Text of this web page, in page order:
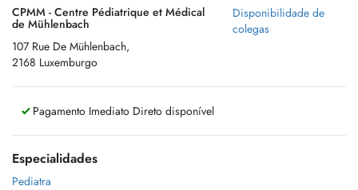
CPMM - Centre Pédiatrique et Médical
de Mühlenbach
107 Rue De Mühlenbach,
2168 Luxemburgo
Disponibilidade de
colegas
Pagamento Imediato Direto disponível
Especialidades
Pediatra